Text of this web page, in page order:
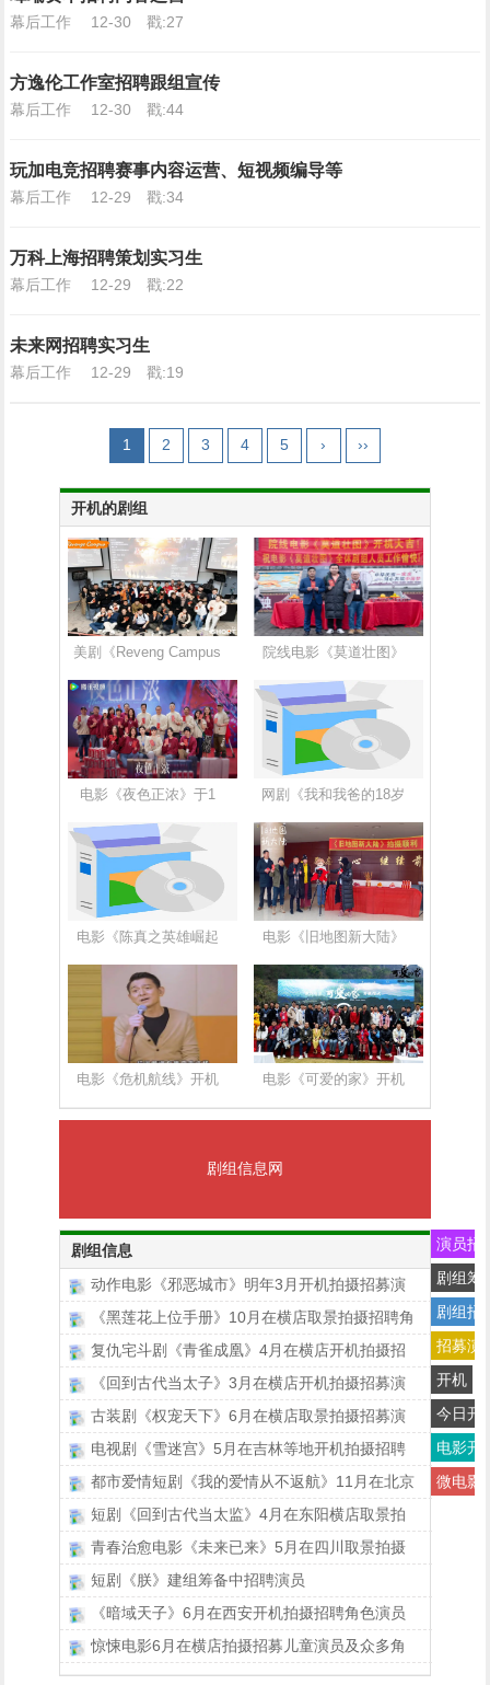
幕后工作 12-30 戳:27
方逸伦工作室招聘跟组宣传
幕后工作 12-30 戳:44
玩加电竞招聘赛事内容运营、短视频编导等
幕后工作 12-29 戳:34
万科上海招聘策划实习生
幕后工作 12-29 戳:22
未来网招聘实习生
幕后工作 12-29 戳:19
1 2 3 4 5 › ››
开机的剧组
美剧《Reveng Campus 院线电影《莫道壮图》
电影《夜色正浓》于1 网剧《我和我爸的18岁
电影《陈真之英雄崛起 电影《旧地图新大陆》
电影《危机航线》开机 电影《可爱的家》开机
剧组信息网
剧组信息
动作电影《邪恶城市》明年3月开机拍摄招募演
《黑莲花上位手册》10月在横店取景拍摄招聘角
复仇宅斗剧《青雀成凰》4月在横店开机拍摄招
《回到古代当太子》3月在横店开机拍摄招募演
古装剧《权宠天下》6月在横店取景拍摄招募演
电视剧《雪迷宫》5月在吉林等地开机拍摄招聘
都市爱情短剧《我的爱情从不返航》11月在北京
短剧《回到古代当太监》4月在东阳横店取景拍
青春治愈电影《未来已来》5月在四川取景拍摄
短剧《朕》建组筹备中招聘演员
《暗域天子》6月在西安开机拍摄招聘角色演员
惊悚电影6月在横店拍摄招募儿童演员及众多角
演员招
剧组筹
剧组招
招募演
开机
今日开
电影开
微电影